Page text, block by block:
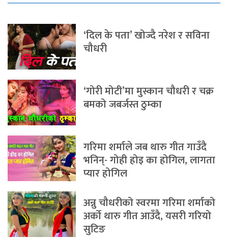
‘दिल के पता’ खोज्दै नरेश र सविना
चौधरी
‘गोरी मोटी’मा मुस्कान चौधरी र चक्र
बमको जबर्जस्त ठुम्का
गरिमा शर्माले जब थारु गीत गाउँदै
भनिन्- गोही होइ का होगिल, लागता
प्यार होगिल
अन्नु चौधरीको स्वरमा गरिमा शर्माको
अर्को थारु गीत आउँदै, यसरी गरियो
सुटिङ